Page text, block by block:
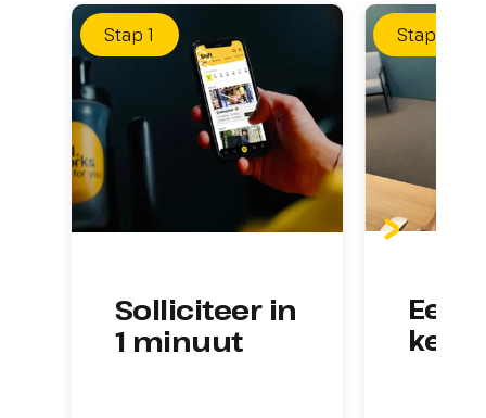
Stap 1
Solliciteer in
1 minuut
Stap